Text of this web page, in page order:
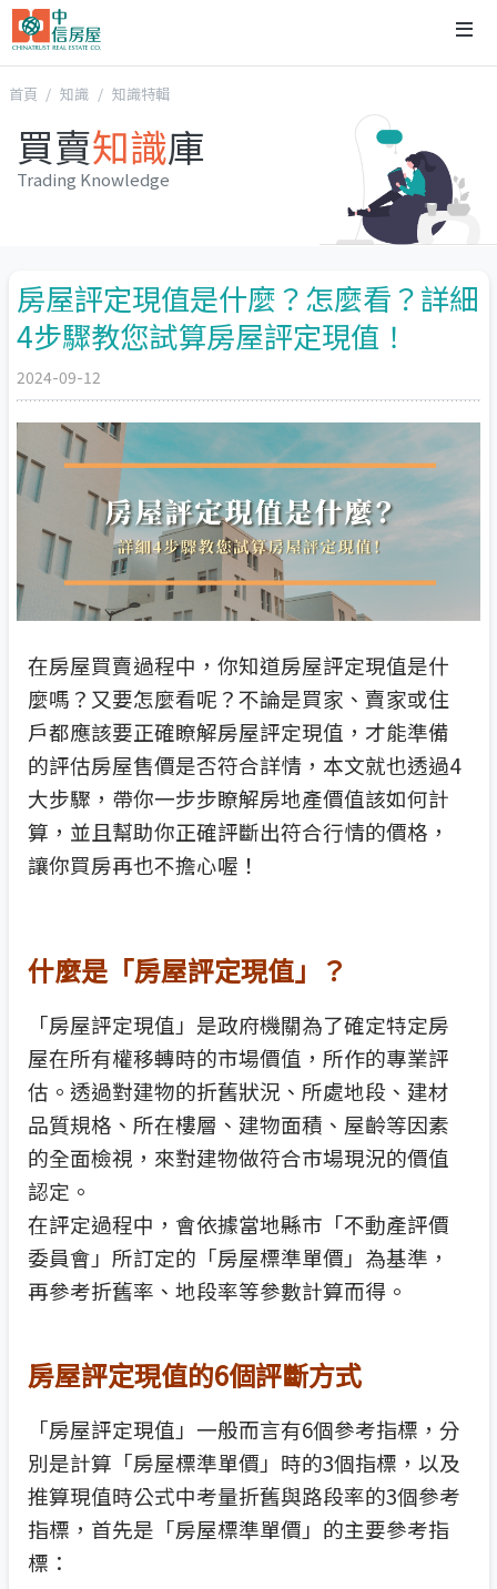
首頁 知識 知識特輯
買賣知識庫
Trading Knowledge
房屋評定現值是什麼？怎麼看？詳細
4步驟教您試算房屋評定現值！
2024-09-12
在房屋買賣過程中，你知道房屋評定現值是什
麼嗎？又要怎麼看呢？不論是買家、賣家或住
戶都應該要正確瞭解房屋評定現值，才能準備
的評估房屋售價是否符合詳情，本文就也透過4
大步驟，帶你一步步瞭解房地產價值該如何計
算，並且幫助你正確評斷出符合行情的價格，
讓你買房再也不擔心喔！
什麼是「房屋評定現值」？
「房屋評定現值」是政府機關為了確定特定房
屋在所有權移轉時的市場價值，所作的專業評
估。透過對建物的折舊狀況、所處地段、建材
品質規格、所在樓層、建物面積、屋齡等因素
的全面檢視，來對建物做符合市場現況的價值
認定。
在評定過程中，會依據當地縣市「不動產評價
委員會」所訂定的「房屋標準單價」為基準，
再參考折舊率、地段率等參數計算而得。
房屋評定現值的6個評斷方式
「房屋評定現值」一般而言有6個參考指標，分
別是計算「房屋標準單價」時的3個指標，以及
推算現值時公式中考量折舊與路段率的3個參考
指標，首先是「房屋標準單價」的主要參考指
標：